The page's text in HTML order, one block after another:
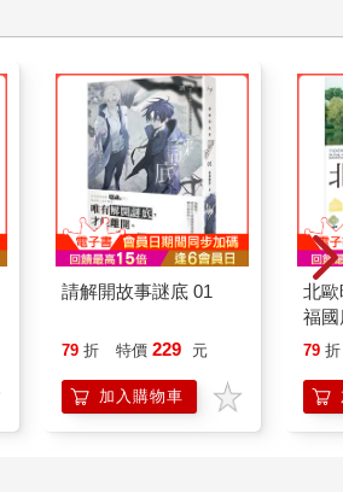
請解開故事謎底 01
79 折 特價 229 元
加入購物車
北
福
79 折